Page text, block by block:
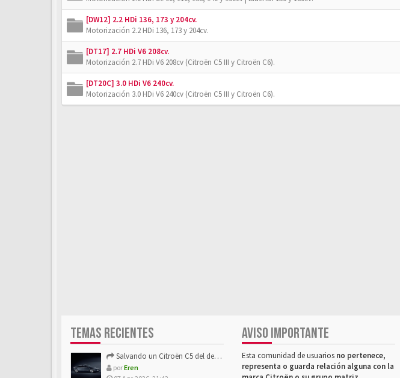
[DW12] 2.2 HDi 136, 173 y 204cv.
Motorización 2.2 HDi 136, 173 y 204cv.
[DT17] 2.7 HDi V6 208cv.
Motorización 2.7 HDi V6 208cv (Citroën C5 III y Citroën C6).
[DT20C] 3.0 HDi V6 240cv.
Motorización 3.0 HDi V6 240cv (Citroën C5 III y Citroën C6).
TEMAS RECIENTES
Salvando un Citroën C5 del desguace: Presentación y seguimiento
porEren
AVISO IMPORTANTE
Esta comunidad de usuarios no pertenece,
representa o guarda relación alguna con la